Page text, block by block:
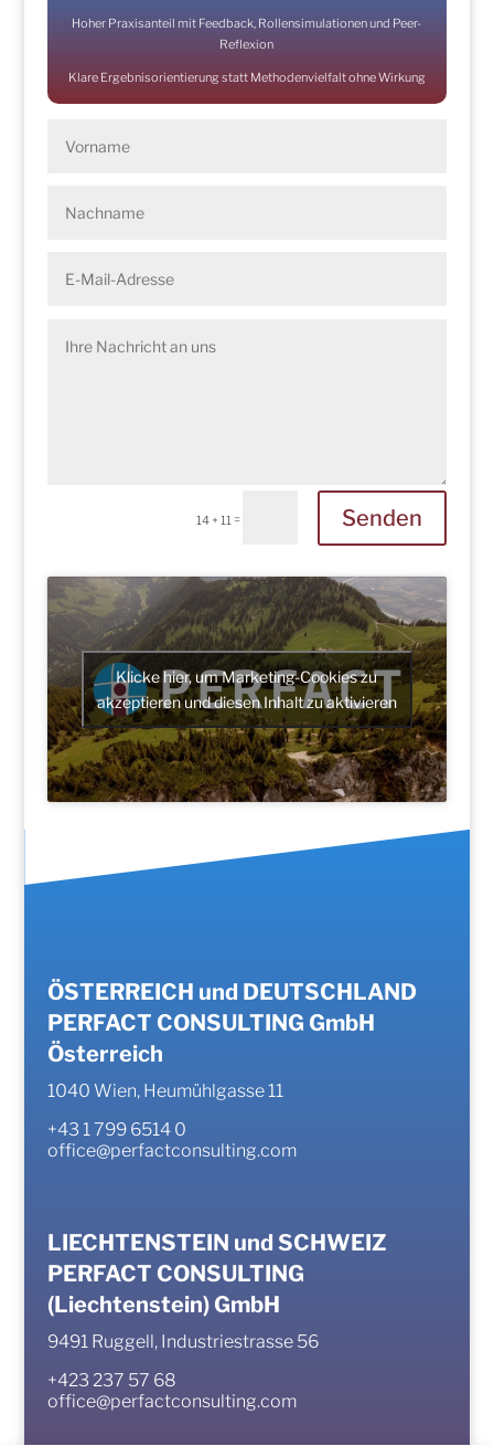
Hoher Praxisanteil mit Feedback, Rollensimulationen und Peer-
Reflexion
Klare Ergebnisorientierung statt Methodenvielfalt ohne Wirkung
14 + 11= Senden
Klicke hier, um Marketing-Cookies zu
akzeptieren und diesen Inhalt zu aktivieren
ÖSTERREICH und DEUTSCHLAND
PERFACT CONSULTING GmbH
Österreich
1040 Wien, Heumühlgasse 11
+43 1 799 6514 0
office@perfactconsulting.com
LIECHTENSTEIN und SCHWEIZ
PERFACT CONSULTING
(Liechtenstein) GmbH
9491 Ruggell, Industriestrasse 56
+423 237 57 68
office@perfactconsulting.com